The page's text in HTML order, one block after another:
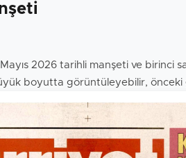
2026 tarihli manşeti ve birinci
boyutta görüntüleyebilir,